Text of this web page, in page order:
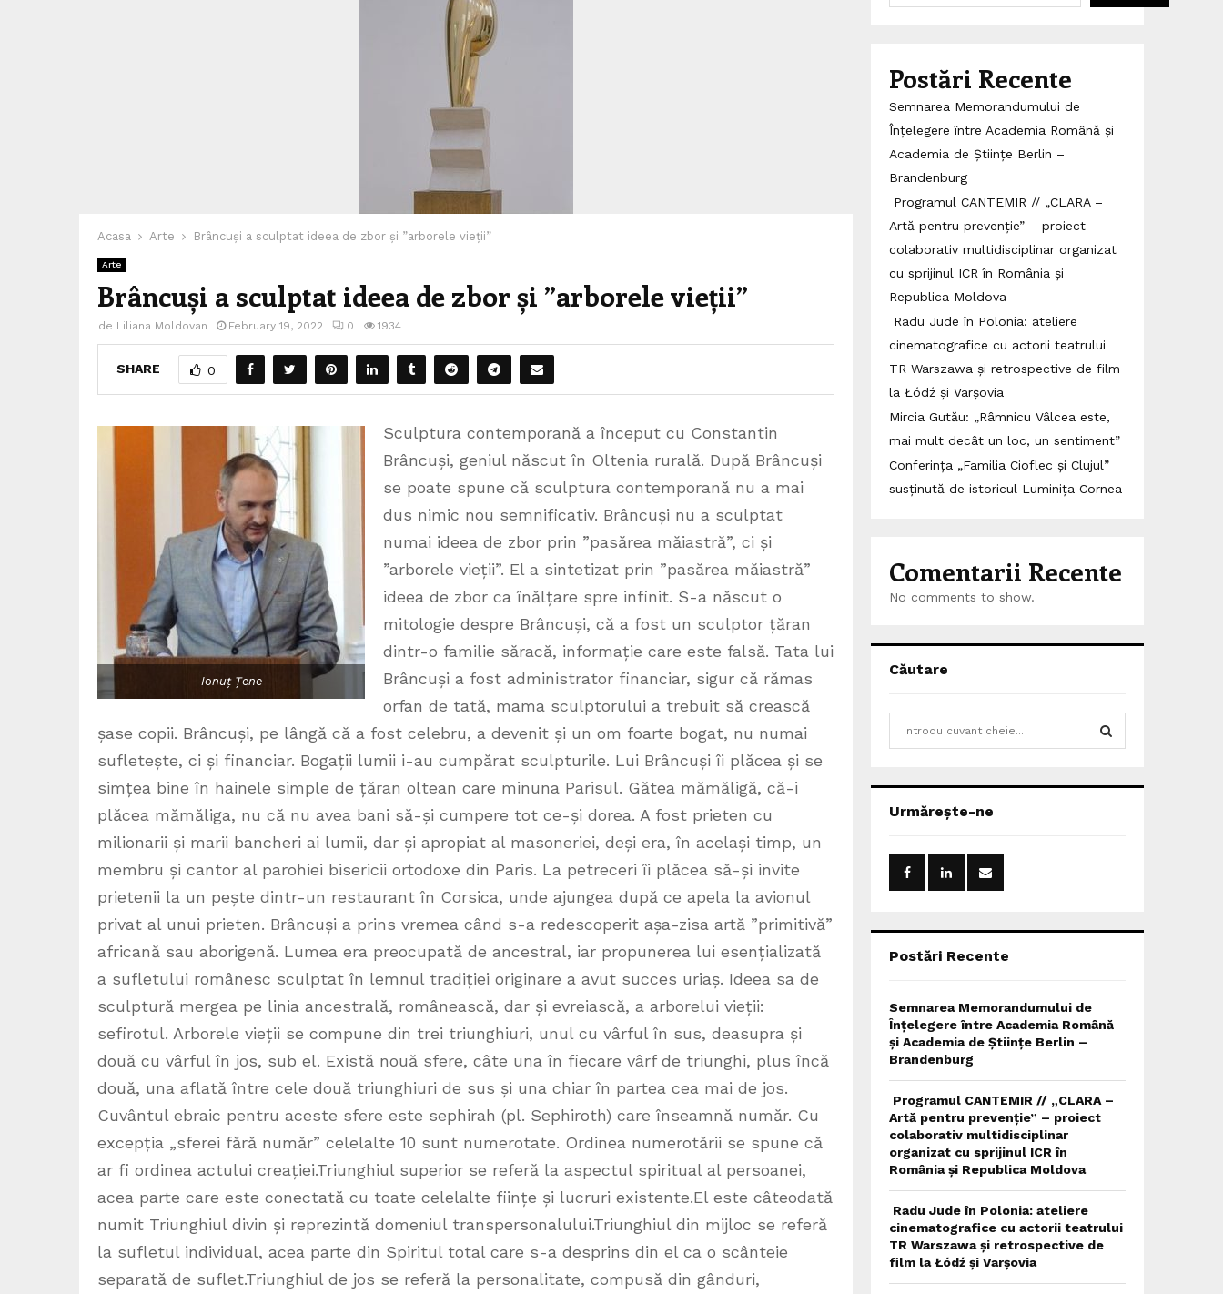
Acasa Arte Brâncuși a sculptat ideea de zbor și ”arborele vieții”
Arte
Brâncuși a sculptat ideea de zbor și ”arborele vieții”
de Liliana Moldovan February 19, 2022 0 1934
SHARE 0
Ionuț Țene
Sculptura contemporană a început cu Constantin
Brâncuși, geniul născut în Oltenia rurală. După Brâncuși
se poate spune că sculptura contemporană nu a mai
dus nimic nou semnificativ. Brâncuși nu a sculptat
numai ideea de zbor prin ”pasărea măiastră”, ci și
”arborele vieții”. El a sintetizat prin ”pasărea măiastră”
ideea de zbor ca înălțare spre infinit. S-a născut o
mitologie despre Brâncuși, că a fost un sculptor țăran
dintr-o familie săracă, informație care este falsă. Tata lui
Brâncuși a fost administrator financiar, sigur că rămas
orfan de tată, mama sculptorului a trebuit să crească
șase copii. Brâncuși, pe lângă că a fost celebru, a devenit și un om foarte bogat, nu numai
sufletește, ci și financiar. Bogații lumii i-au cumpărat sculpturile. Lui Brâncuși îi plăcea și se
simțea bine în hainele simple de țăran oltean care minuna Parisul. Gătea mămăligă, că-i
plăcea mămăliga, nu că nu avea bani să-și cumpere tot ce-și dorea. A fost prieten cu
milionarii și marii bancheri ai lumii, dar și apropiat al masoneriei, deși era, în același timp, un
membru și cantor al parohiei bisericii ortodoxe din Paris. La petreceri îi plăcea să-și invite
prietenii la un pește dintr-un restaurant în Corsica, unde ajungea după ce apela la avionul
privat al unui prieten. Brâncuși a prins vremea când s-a redescoperit așa-zisa artă ”primitivă”
africană sau aborigenă. Lumea era preocupată de ancestral, iar propunerea lui esențializată
a sufletului românesc sculptat în lemnul tradiției originare a avut succes uriaș. Ideea sa de
sculptură mergea pe linia ancestrală, românească, dar și evreiască, a arborelui vieții:
sefirotul. Arborele vieții se compune din trei triunghiuri, unul cu vârful în sus, deasupra și
două cu vârful în jos, sub el. Există nouă sfere, câte una în fiecare vârf de triunghi, plus încă
două, una aflată între cele două triunghiuri de sus și una chiar în partea cea mai de jos.
Cuvântul ebraic pentru aceste sfere este sephirah (pl. Sephiroth) care înseamnă număr. Cu
excepția „sferei fără număr” celelalte 10 sunt numerotate. Ordinea numerotării se spune că
ar fi ordinea actului creației.Triunghiul superior se referă la aspectul spiritual al persoanei,
acea parte care este conectată cu toate celelalte ființe și lucruri existente.El este câteodată
numit Triunghiul divin și reprezintă domeniul transpersonalului.Triunghiul din mijloc se referă
la sufletul individual, acea parte din Spiritul total care s-a desprins din el ca o scânteie
separată de suflet.Triunghiul de jos se referă la personalitate, compusă din gânduri,
Postări Recente
Semnarea Memorandumului de
Înțelegere între Academia Română și
Academia de Științe Berlin –
Brandenburg
Programul CANTEMIR // „CLARA –
Artă pentru prevenție” – proiect
colaborativ multidisciplinar organizat
cu sprijinul ICR în România și
Republica Moldova
Radu Jude în Polonia: ateliere
cinematografice cu actorii teatrului
TR Warszawa și retrospective de film
la Łódź și Varșovia
Mircia Gutău: „Râmnicu Vâlcea este,
mai mult decât un loc, un sentiment”
Conferința „Familia Cioflec și Clujul”
susținută de istoricul Luminița Cornea
Comentarii Recente
No comments to show.
Căutare
h
o
:
Urmărește-ne
Postări Recente
Semnarea Memorandumului de
Înțelegere între Academia Română
și Academia de Științe Berlin –
Brandenburg
Programul CANTEMIR // „CLARA –
Artă pentru prevenție” – proiect
colaborativ multidisciplinar
organizat cu sprijinul ICR în
România și Republica Moldova
Radu Jude în Polonia: ateliere
cinematografice cu actorii teatrului
TR Warszawa și retrospective de
film la Łódź și Varșovia